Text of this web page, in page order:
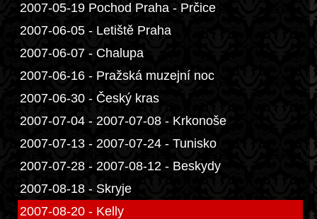
2007-05-19 Pochod Praha - Prčice
2007-06-05 - Letiště Praha
2007-06-07 - Chalupa
2007-06-16 - Pražská muzejní noc
2007-06-30 - Český kras
2007-07-04 - 2007-07-08 - Krkonoše
2007-07-13 - 2007-07-24 - Tunisko
2007-07-28 - 2007-08-12 - Beskydy
2007-08-18 - Skryje
2007-08-20 - Kelly